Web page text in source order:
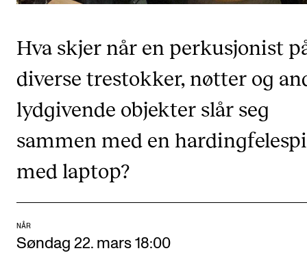
INTERNASJONALT
Internasjonal strategi
Samarbeidsprosjekter
Nettverk
AKTUELT
Hva skjer når en perkusjonist
diverse trestokker, nøtter og
lydgivende objekter slår seg
sammen med en
med laptop?
NÅR
Søndag 22. mars 18:00